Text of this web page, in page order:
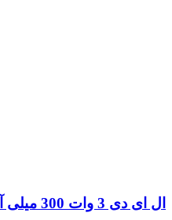
ال ای دی 3 وات 300 میلی آمپر ،COB سفید مهتابی